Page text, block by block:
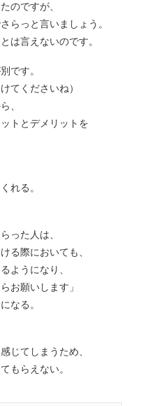
のですが、
らっと言いましょう。
は言えないのです。
です。
てくださいね）
、
トとデメリットを
れる。
った人は、
る際においても、
ようになり、
お願いします」
なる。
じてしまうため、
もらえない。